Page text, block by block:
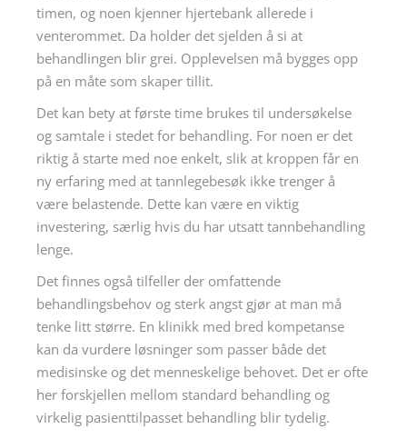
timen, og noen kjenner hjertebank allerede i
venterommet. Da holder det sjelden å si at
behandlingen blir grei. Opplevelsen må bygges opp
på en måte som skaper tillit.
Det kan bety at første time brukes til undersøkelse
og samtale i stedet for behandling. For noen er det
riktig å starte med noe enkelt, slik at kroppen får en
ny erfaring med at tannlegebesøk ikke trenger å
være belastende. Dette kan være en viktig
investering, særlig hvis du har utsatt tannbehandling
lenge.
Det finnes også tilfeller der omfattende
behandlingsbehov og sterk angst gjør at man må
tenke litt større. En klinikk med bred kompetanse
kan da vurdere løsninger som passer både det
medisinske og det menneskelige behovet. Det er ofte
her forskjellen mellom standard behandling og
virkelig pasienttilpasset behandling blir tydelig.